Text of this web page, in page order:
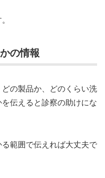
の情報
の製品か、どのくらい洗
伝えると診察の助けにな
範囲で伝えれば大丈夫で